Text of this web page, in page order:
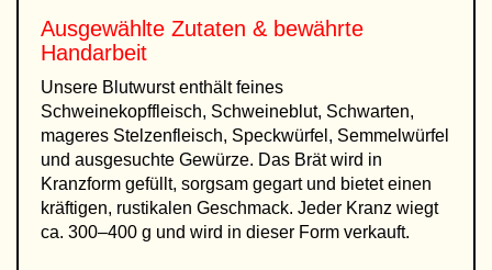
Ausgewählte Zutaten & bewährte
Handarbeit
Unsere Blutwurst enthält feines
Schweinekopffleisch, Schweineblut, Schwarten,
mageres Stelzenfleisch, Speckwürfel, Semmelwürfel
und ausgesuchte Gewürze. Das Brät wird in
Kranzform gefüllt, sorgsam gegart und bietet einen
kräftigen, rustikalen Geschmack. Jeder Kranz wiegt
ca. 300–400 g und wird in dieser Form verkauft.